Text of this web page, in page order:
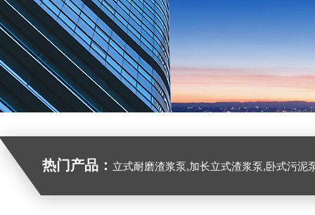
热门产品： 立式耐磨渣浆泵,加长立式渣浆泵,卧式污泥